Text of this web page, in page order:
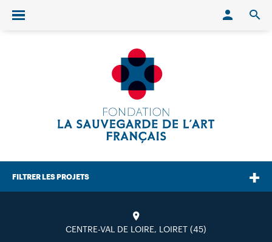
Ouvrir/fermer le menu
FILTRER LES PROJETS
CENTRE-VAL DE LOIRE, LOIRET (45)